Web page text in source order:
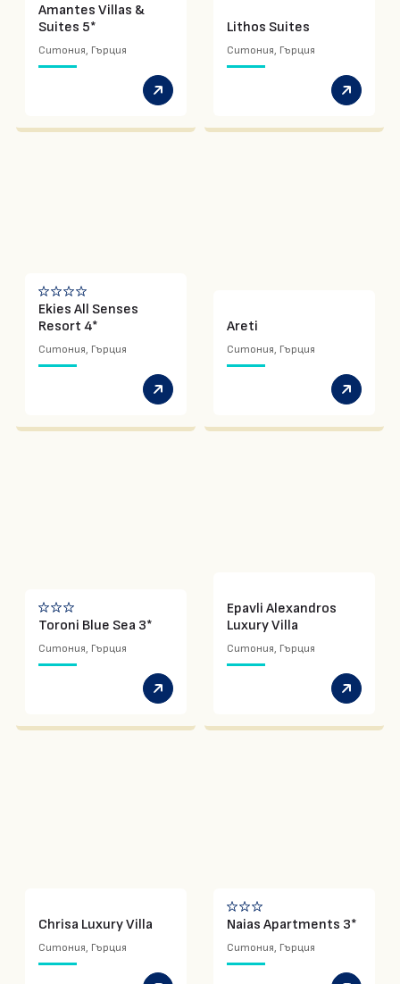
Amantes Villas &
Suites 5*
Ситония, Гърция
Lithos Suites
Ситония, Гърция
Ekies All Senses
Resort 4*
Ситония, Гърция
Areti
Ситония, Гърция
Toroni Blue Sea 3*
Ситония, Гърция
Epavli Alexandros
Luxury Villa
Ситония, Гърция
Chrisa Luxury Villa
Ситония, Гърция
Naias Apartments 3*
Ситония, Гърция